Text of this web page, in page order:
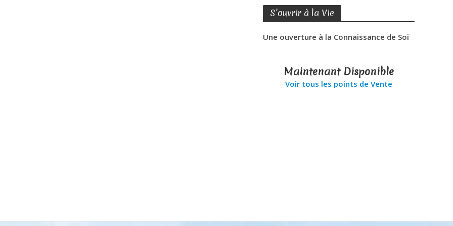
S’ouvrir à la Vie
Une ouverture à la Connaissance de Soi
Maintenant Disponible
Voir tous les points de Vente